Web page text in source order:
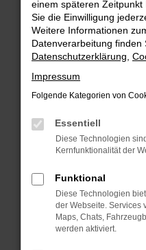
Hier sind ein paar
Überprüfe deine
Internetverbindung.
Laden andere
Suchmaschine?
Prüfe deine
das Laden
Funktioniert die
oder in einem
Das kann manchmal
Probleme zu
Stelle sicher, dass
Betriebssystem auf
einem späteren
Sie die Einwilligung
Weitere Informationen
Datenverarbeitung finden
Datenschutzerklärung
Impressum
Folgende Kategorien von
Essentiell
Diese Technologien
Kernfunktionalität der
Funktional
Diese Technologien
der Webseite. Services
Maps, Chats,
werden aktiviert.